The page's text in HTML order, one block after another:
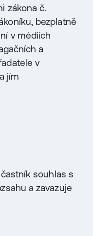
zákona č.
bezplatně
v médiích
a
v
jím
souhlas s
a zavazuje